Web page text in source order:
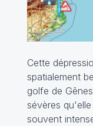
Cette
spatialement
golfe de
sévères
souvent